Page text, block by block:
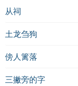
从祠
土龙刍狗
傍人篱落
三撇旁的字